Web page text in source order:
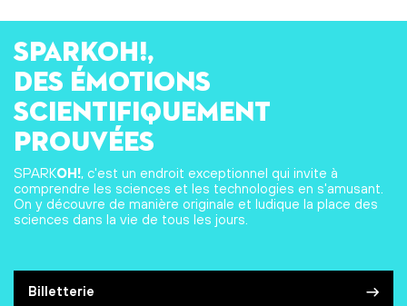
Billetterie
SPARKOH!,
des émotions
scientifiquement
prouvées
SPARKOH!, c'est un endroit exceptionnel qui invite à
comprendre les sciences et les technologies en s'amusant.
On y découvre de manière originale et ludique la place des
sciences dans la vie de tous les jours.